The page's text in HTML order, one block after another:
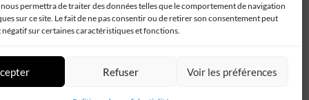
permettra de traiter des données telles que le comportement de navigation
sur ce site. Le fait de ne pas consentir ou de retirer son consentement peut
sur certaines caractéristiques et fonctions.
Refuser Voir les préférences